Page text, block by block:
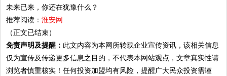
未来已来，你还在犹豫什么？
推荐阅读：淮安网
（正文已结束）
免责声明及提醒： 此文内容为本网所转载企业宣传资讯，该相关信息
仅为宣传及传递更多信息之目的，不代表本网站观点，文章真实性请
浏览者慎重核实！任何投资加盟均有风险，提醒广大民众投资需谨